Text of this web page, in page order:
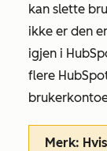
kan slette
ikke er den
igjen i
flere
Merk: